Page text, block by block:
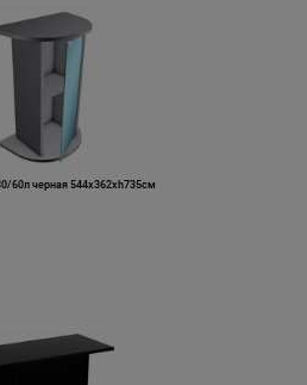
60л черная 544x362xh735см